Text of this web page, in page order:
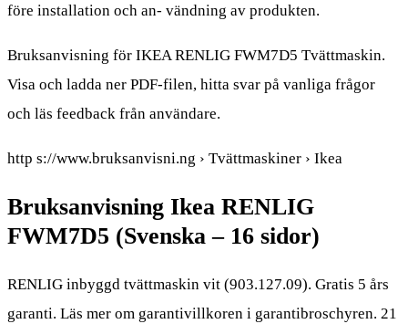
före installation och an- vändning av produkten.
Bruksanvisning för IKEA RENLIG FWM7D5 Tvättmaskin.
Visa och ladda ner PDF-filen, hitta svar på vanliga frågor
och läs feedback från användare.
http s://www.bruksanvisni.ng › Tvättmaskiner › Ikea
Bruksanvisning Ikea RENLIG
FWM7D5 (Svenska – 16 sidor)
RENLIG inbyggd tvättmaskin vit (903.127.09). Gratis 5 års
garanti. Läs mer om garantivillkoren i garantibroschyren. 21